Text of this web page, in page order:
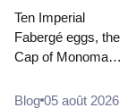
Kremlin :
œufs Fabergé,
trônes et
Ten Imperial
Fabergé eggs, the
Cap of Monomakh,
of two boy tsars
Blog 05 août 2026